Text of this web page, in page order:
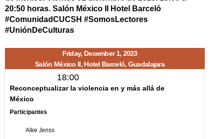
20:50 horas. Salón México II Hotel Barceló
#ComunidadCUCSH #SomosLectores
#UniónDeCulturas
Friday, December 1, 2023
Salón México II, Hotel Barceló, Guadalajara
18:00
Reconceptualizar la violencia en y más allá de
México
Participantes
Alke Jenss